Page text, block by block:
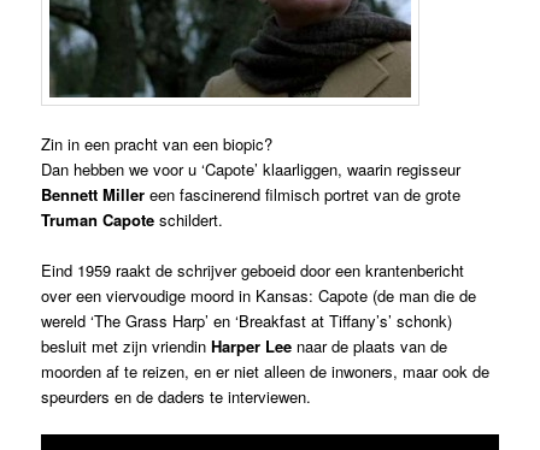
Zin in een pracht van een biopic?
Dan hebben we voor u ‘Capote’ klaarliggen, waarin regisseur
Bennett Miller een fascinerend filmisch portret van de grote
Truman Capote schildert.
Eind 1959 raakt de schrijver geboeid door een krantenbericht
over een viervoudige moord in Kansas: Capote (de man die de
wereld ‘The Grass Harp’ en ‘Breakfast at Tiffany’s’ schonk)
besluit met zijn vriendinHarper Lee naar de plaats van de
moorden af te reizen, en er niet alleen de inwoners, maar ook de
speurders en de daders te interviewen.